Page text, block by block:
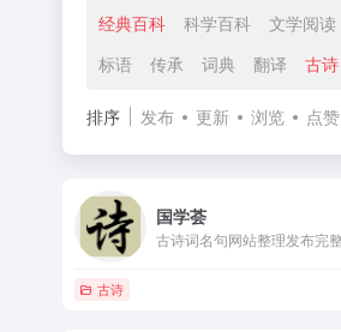
经典百科 科学百科 文学阅读
标语
传承 词典 翻译 古诗
排序 发布 更新 浏览 点赞
国学荟
古诗